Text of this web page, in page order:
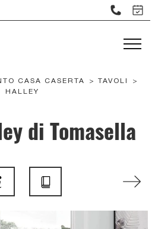
CASA CASERTA > TAVOLI
>
HALLEY
di Tomasella